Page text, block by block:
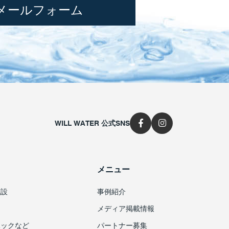
ールフォーム
WILL WATER 公式SNS
クなど
メニュー
事例紹介
メディア掲載情報
パートナー募集